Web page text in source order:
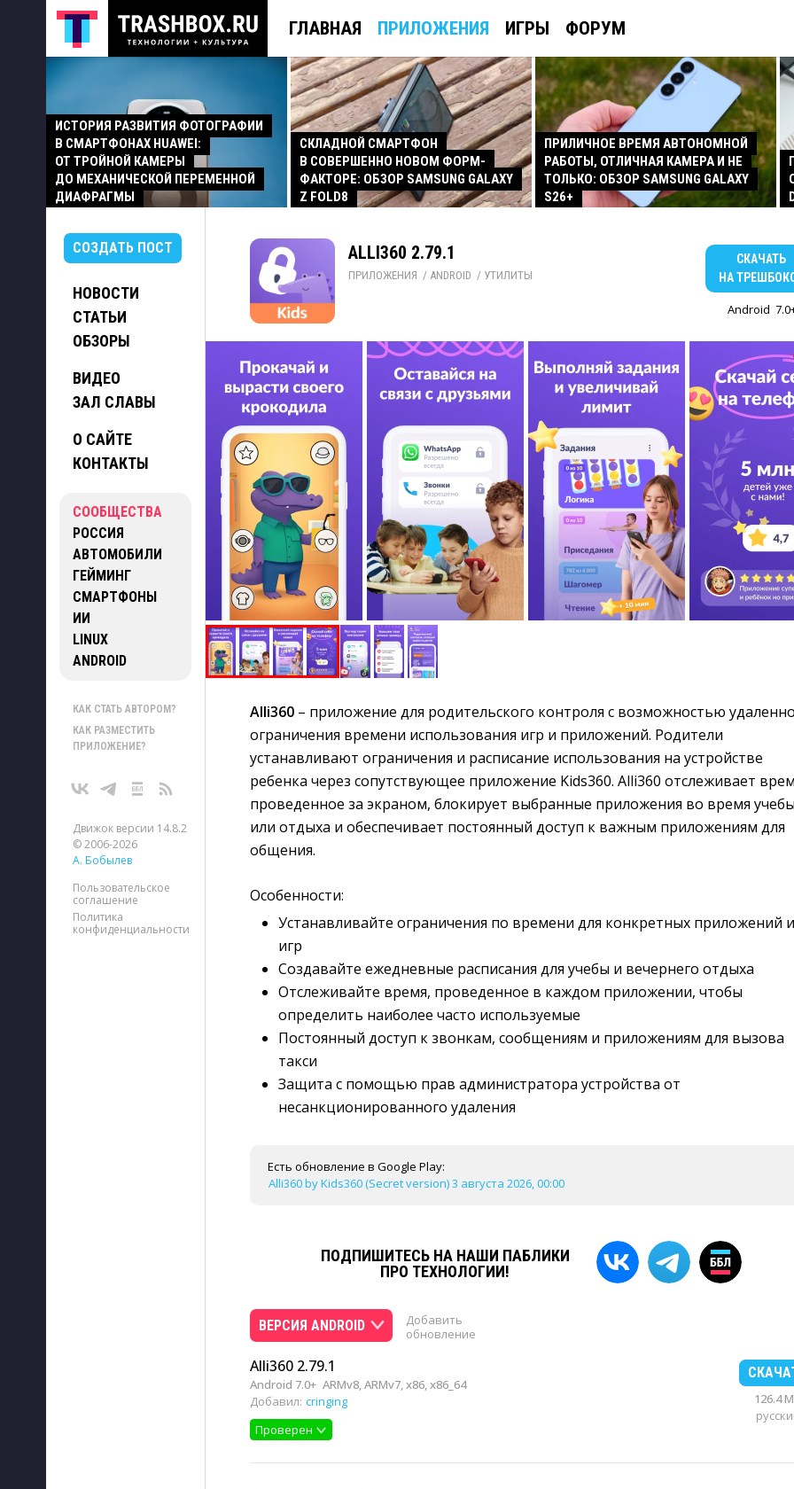
ГЛАВНАЯ ПРИЛОЖЕНИЯ ИГРЫ ФОРУМ
ИСТОРИЯ РАЗВИТИЯ ФОТОГРАФИИ
В СМАРТФОНАХ HUAWEI:
ОТ ТРОЙНОЙ КАМЕРЫ
ДО МЕХАНИЧЕСКОЙ ПЕРЕМЕННОЙ
ДИАФРАГМЫ
СКЛАДНОЙ СМАРТФОН
В СОВЕРШЕННО НОВОМ ФОРМ-
ФАКТОРЕ: ОБЗОР SAMSUNG GALAXY
Z FOLD8
ПРИЛИЧНОЕ ВРЕМЯ АВТОНОМНОЙ
РАБОТЫ, ОТЛИЧНАЯ КАМЕРА И НЕ
ТОЛЬКО: ОБЗОР SAMSUNG GALAXY
S26+
СОЗДАТЬ ПОСТ
НОВОСТИ
СТАТЬИ
ОБЗОРЫ
ВИДЕО
ЗАЛ СЛАВЫ
О САЙТЕ
КОНТАКТЫ
СООБЩЕСТВА
РОССИЯ
АВТОМОБИЛИ
ГЕЙМИНГ
СМАРТФОНЫ
ИИ
LINUX
ANDROID
КАК СТАТЬ АВТОРОМ?
КАК РАЗМЕСТИТЬ
ПРИЛОЖЕНИЕ?
Движок версии 14.8.2
© 2006-2026
А. Бобылев
Пользовательское
соглашение
Политика
конфиденциальности
ALLI360 2.79.1
ПРИЛОЖЕНИЯ / ANDROID / УТИЛИТЫ
СКАЧАТЬ
НА
Android
Alli360 – приложение для родительского контроля с возможностью
ограничения времени использования игр и приложений. Родители
устанавливают ограничения и расписание использования на устройстве
ребенка через сопутствующее приложение Kids360. Alli360 отслеживает
проведенное за экраном, блокирует выбранные приложения во время учебы
или отдыха и обеспечивает постоянный доступ к важным приложениям для
общения.
Особенности:
Устанавливайте ограничения по времени для конкретных приложений и
игр
Создавайте ежедневные расписания для учебы и вечернего отдыха
Отслеживайте время, проведенное в каждом приложении, чтобы
определить наиболее часто используемые
Постоянный доступ к звонкам, сообщениям и приложениям для вызова
такси
Защита с помощью прав администратора устройства от
несанкционированного удаления
Есть обновление в Google Play:
Alli360 by Kids360 (Secret version) 3 августа 2026, 00:00
ПОДПИШИТЕСЬ НА НАШИ ПАБЛИКИ
ПРО ТЕХНОЛОГИИ!
ВЕРСИЯ ANDROID
Добавить
обновление
Alli360 2.79.1
Android 7.0+ ARMv8, ARMv7, x86, x86_64
Добавил: cringing
Проверен
126.4